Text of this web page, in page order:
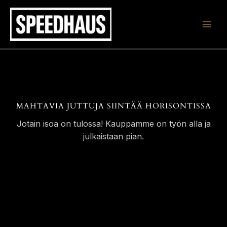
Siirry
sisältöön
MAHTAVIA JUTTUJA SIINTÄÄ HORISONTISSA
Jotain isoa on tulossa! Kauppamme on työn alla ja
julkaistaan pian.